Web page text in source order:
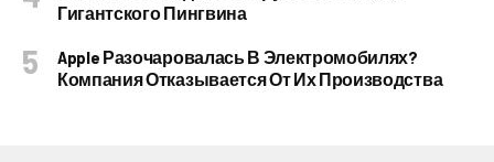
Гигантского Пингвина
Apple Разочаровалась В Электромобилях?
Компания Отказывается От Их Производства